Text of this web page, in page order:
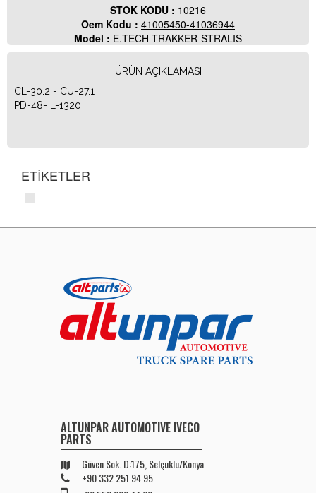
STOK KODU : 10216
Oem Kodu : 41005450-41036944
Model : E.TECH-TRAKKER-STRALIS
ÜRÜN AÇIKLAMASI
CL-30.2 - CU-27.1
PD-48- L-1320
ETİKETLER
ALTUNPAR AUTOMOTIVE IVECO
PARTS
Güven Sok. D:175, Selçuklu/Konya
+90 332 251 94 95